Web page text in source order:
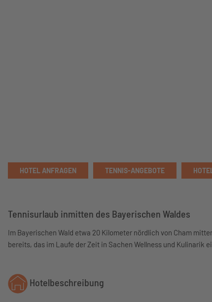
HOTEL ANFRAGEN TENNIS-ANGEBOTE
Tennisurlaub inmitten des Bayerischen Waldes
Im Bayerischen Wald etwa 20 Kilometer nördlich von Cham
bereits, das im Laufe der Zeit in Sachen Wellness und Kulinarik
Hotelbeschreibung